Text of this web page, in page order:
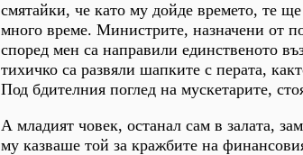
смятайки, че като му дойде времето, те
много време. Министрите, назначени от
според мен са направили единственото
тихичко са развяли шапките с перата,
Под бдителния поглед на мускетарите,
А младият човек, останал сам в залата,
му казваше той за кражбите на